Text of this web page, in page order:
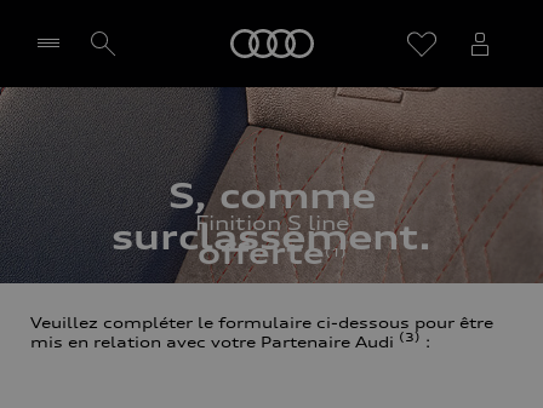
Sélectionner un Partenaire